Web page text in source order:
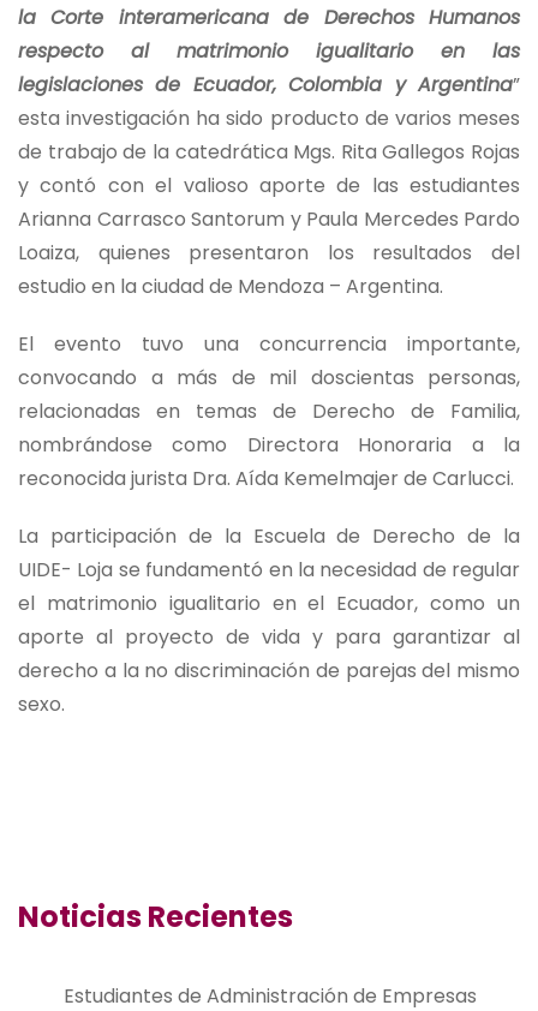
la Corte interamericana de Derechos Humanos
respecto al matrimonio igualitario en las
legislaciones de Ecuador, Colombia y Argentina”
esta investigación ha sido producto de varios meses
de trabajo de la catedrática Mgs. Rita Gallegos Rojas
y contó con el valioso aporte de las estudiantes
Arianna Carrasco Santorum y Paula Mercedes Pardo
Loaiza, quienes presentaron los resultados del
estudio en la ciudad de Mendoza – Argentina.
El evento tuvo una concurrencia importante,
convocando a más de mil doscientas personas,
relacionadas en temas de Derecho de Familia,
nombrándose como Directora Honoraria a la
reconocida jurista Dra. Aída Kemelmajer de Carlucci.
La participación de la Escuela de Derecho de la
UIDE- Loja se fundamentó en la necesidad de regular
el matrimonio igualitario en el Ecuador, como un
aporte al proyecto de vida y para garantizar al
derecho a la no discriminación de parejas del mismo
sexo.
Noticias Recientes
Estudiantes de Administración de Empresas